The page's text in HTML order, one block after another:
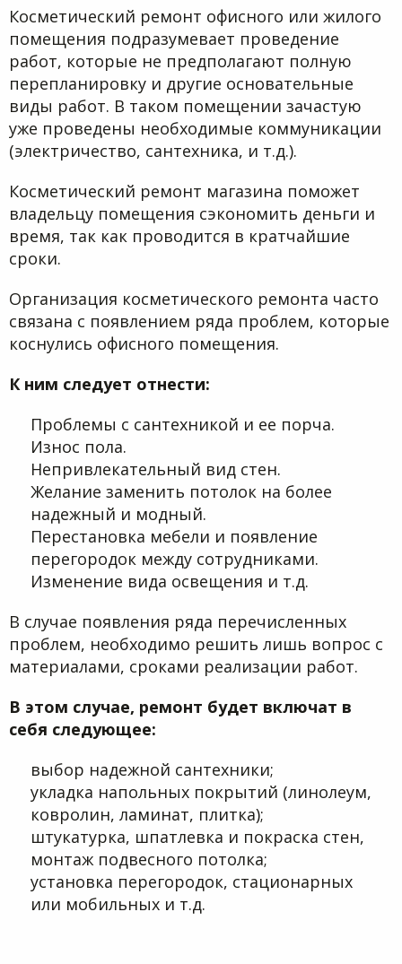
Косметический ремонт офисного или жилого
помещения подразумевает проведение
работ, которые не предполагают полную
перепланировку и другие основательные
виды работ. В таком помещении зачастую
уже проведены необходимые коммуникации
(электричество, сантехника, и т.д.).
Косметический ремонт магазина поможет
владельцу помещения сэкономить деньги и
время, так как проводится в кратчайшие
сроки.
Организация косметического ремонта часто
связана с появлением ряда проблем, которые
коснулись офисного помещения.
К ним следует отнести:
Проблемы с сантехникой и ее порча.
Износ пола.
Непривлекательный вид стен.
Желание заменить потолок на более
надежный и модный.
Перестановка мебели и появление
перегородок между сотрудниками.
Изменение вида освещения и т.д.
В случае появления ряда перечисленных
проблем, необходимо решить лишь вопрос с
материалами, сроками реализации работ.
В этом случае, ремонт будет включат в
себя следующее:
выбор надежной сантехники;
укладка напольных покрытий (линолеум,
ковролин, ламинат, плитка);
штукатурка, шпатлевка и покраска стен,
монтаж подвесного потолка;
установка перегородок, стационарных
или мобильных и т.д.